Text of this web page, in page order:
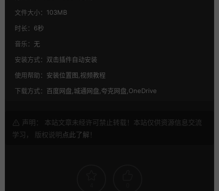
文件大小： 103MB
时长： 6秒
音乐： 无
安装方式： 双击插件自动安装
使用帮助： 安装位置图,视频教程
下载方式： 百度网盘,城通网盘,夸克网盘,OneDrive
声明： 本站文章未经许可禁止转载！本站仅供资源信息交流
学习， 版权说明点此了解 ！